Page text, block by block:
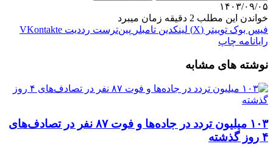
۱۴۰۳/۰۹/۰۵
خواندن این مطلب 2 دقیقه زمان میبرد
فیس بوک توییتر (X) لینکدین ‫تامبلر ‫پین‌ترست ‫رددیت ‫VKontakte
رایانامه چاپ
نوشته های مشابه
۱۰۳ میلیون تردد در جاده‌ها و فوت ۸۷ نفر در تصادف‌های
۴ روز گذشته